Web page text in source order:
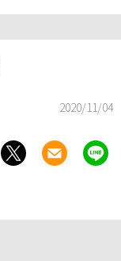
2020/11/04